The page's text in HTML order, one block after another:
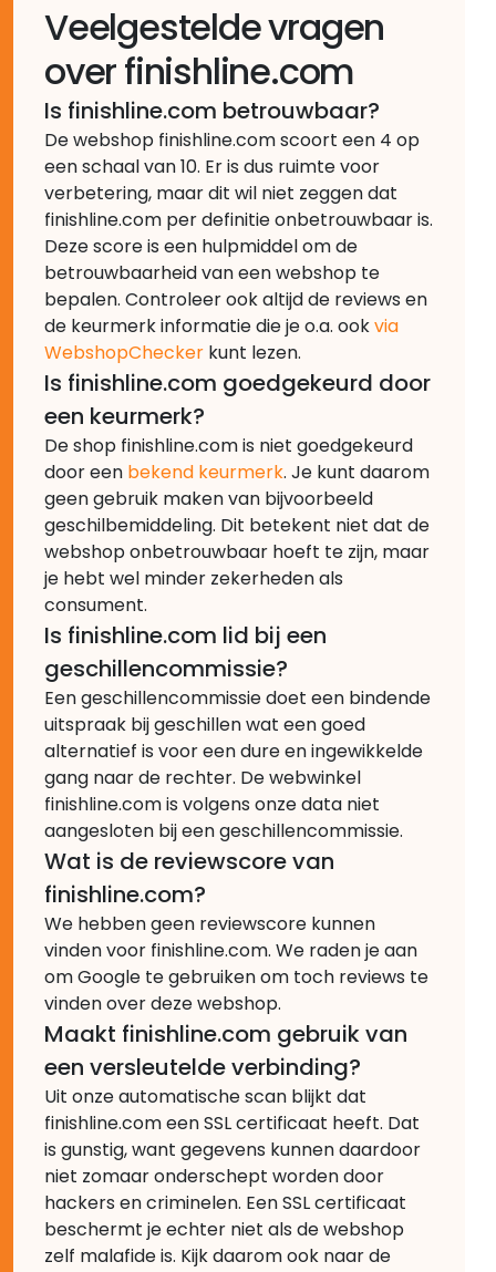
Veelgestelde vragen
over finishline.com
Is finishline.com betrouwbaar?
De webshop finishline.com scoort een 4 op
een schaal van 10. Er is dus ruimte voor
verbetering, maar dit wil niet zeggen dat
finishline.com per definitie onbetrouwbaar is.
Deze score is een hulpmiddel om de
betrouwbaarheid van een webshop te
bepalen. Controleer ook altijd de reviews en
de keurmerk informatie die je o.a. ookvia
WebshopChecker kunt lezen.
Is finishline.com goedgekeurd door
een keurmerk?
De shop finishline.com is niet goedgekeurd
door een bekend keurmerk. Je kunt daarom
geen gebruik maken van bijvoorbeeld
geschilbemiddeling. Dit betekent niet dat de
webshop onbetrouwbaar hoeft te zijn, maar
je hebt wel minder zekerheden als
consument.
Is finishline.com lid bij een
geschillencommissie?
Een geschillencommissie doet een bindende
uitspraak bij geschillen wat een goed
alternatief is voor een dure en ingewikkelde
gang naar de rechter. De webwinkel
finishline.com is volgens onze data niet
aangesloten bij een geschillencommissie.
Wat is de reviewscore van
finishline.com?
We hebben geen reviewscore kunnen
vinden voor finishline.com. We raden je aan
om Google te gebruiken om toch reviews te
vinden over deze webshop.
Maakt finishline.com gebruik van
een versleutelde verbinding?
Uit onze automatische scan blijkt dat
finishline.com een SSL certificaat heeft. Dat
is gunstig, want gegevens kunnen daardoor
niet zomaar onderschept worden door
hackers en criminelen. Een SSL certificaat
beschermt je echter niet als de webshop
zelf malafide is. Kijk daarom ook naar de